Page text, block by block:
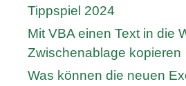
Tippspiel 2024
Mit VBA einen Text in die
Zwischenablage kopieren
Was können die neuen